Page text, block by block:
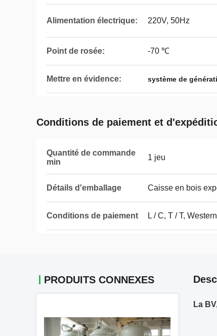
Alimentation électrique: 220V, 50Hz
Point de rosée: -70 ℃
Mettre en évidence: système de
Conditions de paiement et
Quantité de commande
min
1 jeu
Détails d'emballage Caisse en bois
Conditions de paiement L / C, T / T,
PRODUITS CONNEXES
La